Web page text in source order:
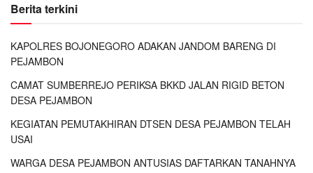
Berita terkini
KAPOLRES BOJONEGORO ADAKAN JANDOM BARENG DI
PEJAMBON
CAMAT SUMBERREJO PERIKSA BKKD JALAN RIGID BETON
DESA PEJAMBON
KEGIATAN PEMUTAKHIRAN DTSEN DESA PEJAMBON TELAH
USAI
WARGA DESA PEJAMBON ANTUSIAS DAFTARKAN TANAHNYA